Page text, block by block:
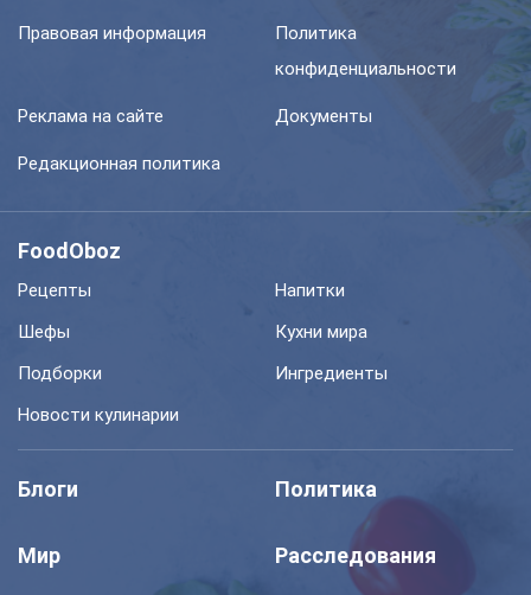
Правовая информация
Политика
конфиденциальности
Реклама на сайте Документы
Редакционная политика
FoodOboz
Рецепты
Напитки
Шефы
Кухни мира
Подборки
Ингредиенты
Новости кулинарии
Блоги Политика
Мир Расследования